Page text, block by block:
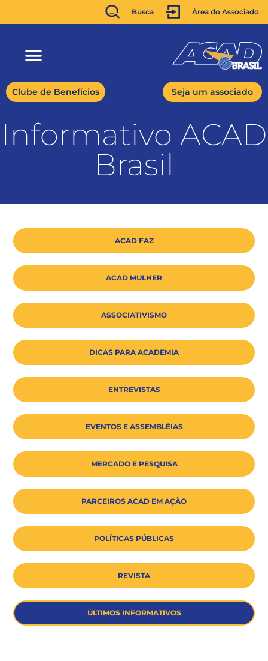
Busca Área do Associado
Clube de Benefícios Seja um associado
Informativo ACAD
Brasil
ACAD FAZ
ACAD MULHER
ASSOCIATIVISMO
DICAS PARA ACADEMIA
ENTREVISTAS
EVENTOS E ASSEMBLÉIAS
MERCADO E PESQUISA
PARCEIROS ACAD EM AÇÃO
POLÍTICAS PÚBLICAS
REVISTA
ÚLTIMOS INFORMATIVOS